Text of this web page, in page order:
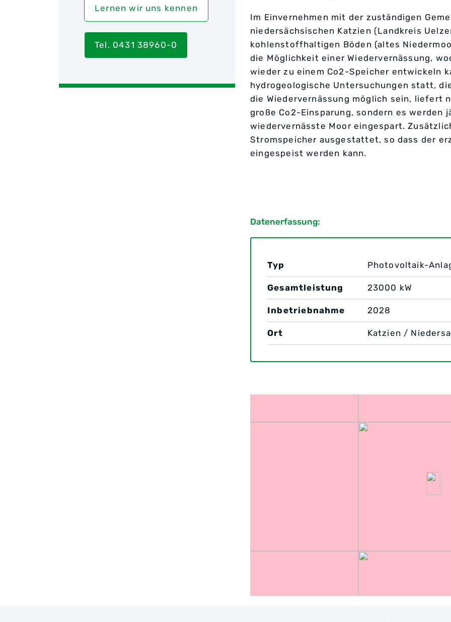
Lernen wir uns kennen
Tel. 0431 38960-0
Im Einvernehmen mit der zuständigen
niedersächsischen Katzien (Landkreis
kohlenstoffhaltigen Böden (altes
die Möglichkeit einer Wiedervernässung,
wieder zu einem Co2-Speicher entwickeln
hydrogeologische Untersuchungen statt,
die Wiedervernässung möglich sein, liefert
große Co2-Einsparung, sondern es werden
wiedervernässte Moor eingespart.
Stromspeicher ausgestattet, so dass der
eingespeist werden kann.
Datenerfassung:
Typ Photovoltaik-
Gesamtleistung 23000 kW
Inbetriebnahme 2028
Ort Katzien /